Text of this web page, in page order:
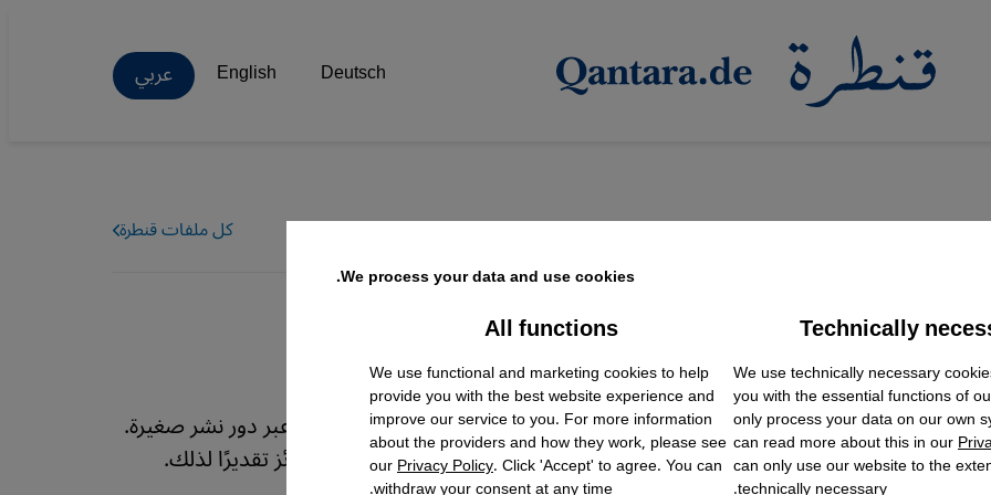
Deutsch
English عربي
كل ملفات قنطرة
غرب آسيا وشمال أفريقيا
دور النشر الصغيرة في ألمانيا
الشعر الإيراني، والروايات العربية، أو القصص القصيرة التركية في ألمانيا غالبًا عبر دور نشر صغيرة.
تعمل هذه الدور على توسيع آفاق المشهد الأدبي الألماني، وتحصد جوائز تقديرًا لذلك.
We process your data and use cookies.
Technically
We use technically necessary
you with the essential functions of
only process your data on our own
can read more about this in our
can only use our website to the
All functions
We use functional and marketing cookies to help
provide you with the best website experience and
improve our service to you. For more information
about the providers and how they work, please see
ourPrivacy Policy. Click 'Accept' to agree. You can
Facebook Embed / Facebook Connect
Twitter Embed
Instagram Embed
Youtube Embed
Google Maps Embed